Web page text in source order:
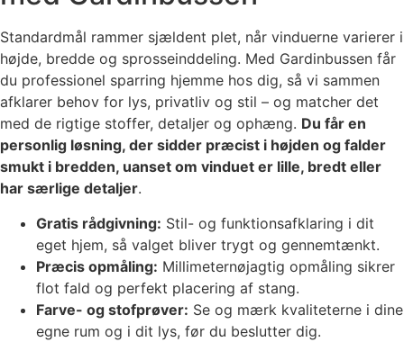
Standardmål rammer sjældent plet, når vinduerne varierer i
højde, bredde og sprosseinddeling. Med Gardinbussen får
du professionel sparring hjemme hos dig, så vi sammen
afklarer behov for lys, privatliv og stil – og matcher det
med de rigtige stoffer, detaljer og ophæng. Du får en
personlig løsning, der sidder præcist i højden og falder
smukt i bredden, uanset om vinduet er lille, bredt eller
har særlige detaljer.
Gratis rådgivning: Stil- og funktionsafklaring i dit
eget hjem, så valget bliver trygt og gennemtænkt.
Præcis opmåling: Millimeternøjagtig opmåling sikrer
flot fald og perfekt placering af stang.
Farve- og stofprøver: Se og mærk kvaliteterne i dine
egne rum og i dit lys, før du beslutter dig.